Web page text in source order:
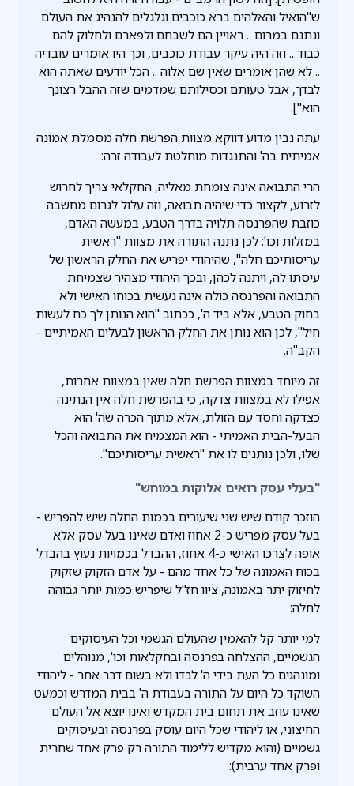
ש"הואיל והאלהים ברא כוכבים וגלגלים להנהיג את העולם
ונתנם במרום .. ראויין הם לשבחם ולפארם ולחלוק להם
כבוד .. וזה היה עיקר עבודת כוכבים, וכך היו אומרים עובדיה
.. לא שהן אומרים שאין שם אלוה .. הכל יודעים שאתה הוא
לבדך, אבל טעותם וכסילותם שמדמים שזה ההבל רצונך
הוא"].
עתה נבין מדוע דווקא מצוות הפרשת חלה מסמלת אמונה
אמיתית בה' והתנגדות מוחלטת לעבודה זרה:
הרי התבואה אינה צומחת מאליה, החקלאי צריך לחרוש
לזרוע, לקצור כדי שיהיה תבואה, וזה עלול לגרום מחשבה
כוזבת שהפרנסה תלויה בדרך הטבע, במעשה האדם,
במזלות וכו'; לכן נתנה התורה את מצוות "ראשית
עריסותיכם חלה", שהיהודי יפריש את החלק הראשון של
עיסתו לה, ויתנה לכהן, ובכך היהודי מצהיר שצמיחת
התבואה והפרנסה כולה אינה נעשית בכוחו האישי ולא
בחוק הטבע, אלא ביד ה', ככתוב "הוא הנותן לך כח לעשות
חיל", לכן הוא נותן את החלק הראשון לבעלים האמיתיים -
הקב"ה.
זה מיוחד במצוות הפרשת חלה שאין במצוות אחרות,
אפילו לא במצוות צדקה, כי בהפרשת חלה אין הנתינה
כצדקה וחסד עם הזולת, אלא מתוך הכרה שה' הוא
הבעל-הבית האמיתי - הוא המצמיח את התבואה והכל
שלו, ולכן נותנים לו את "ראשית עריסותיכם".
"בעלי עסק רואים אלוקות במוחש"
הוזכר קודם שיש שני שיעורים בכמות החלה שיש להפריש -
בעל עסק מפריש כ-2 אחוז ואדם שאינו בעל עסק אלא
אופה לצרכו האישי כ-4 אחוז, ההבדל בכמויות נעוץ בהבדל
בכוח האמונה של כל אחד מהם - על אדם הזקוק שזקוק
לחיזוק יתר באמונה, ציוו חז"ל שיפריש כמות יותר גבוהה
לחלה:
למי יותר קל להאמין שהעולם הגשמי וכל העיסוקים
הגשמיים, ההצלחה בפרנסה ובחקלאות וכו', מנוהלים
ומונהגים כל העת בידי ה' לבדו ולא בשום דבר אחר - ליהודי
השוקד כל היום על התורה בעבודת ה' בבית המדרש וכמעט
שאינו עוזב את תחום בית המקדש ואינו יוצא אל העולם
החיצוני, או ליהודי שכל היום עוסק בפרנסה ובעיסוקים
גשמיים (והוא מקדיש ללימוד התורה רק פרק אחד שחרית
ופרק אחד ערבית):